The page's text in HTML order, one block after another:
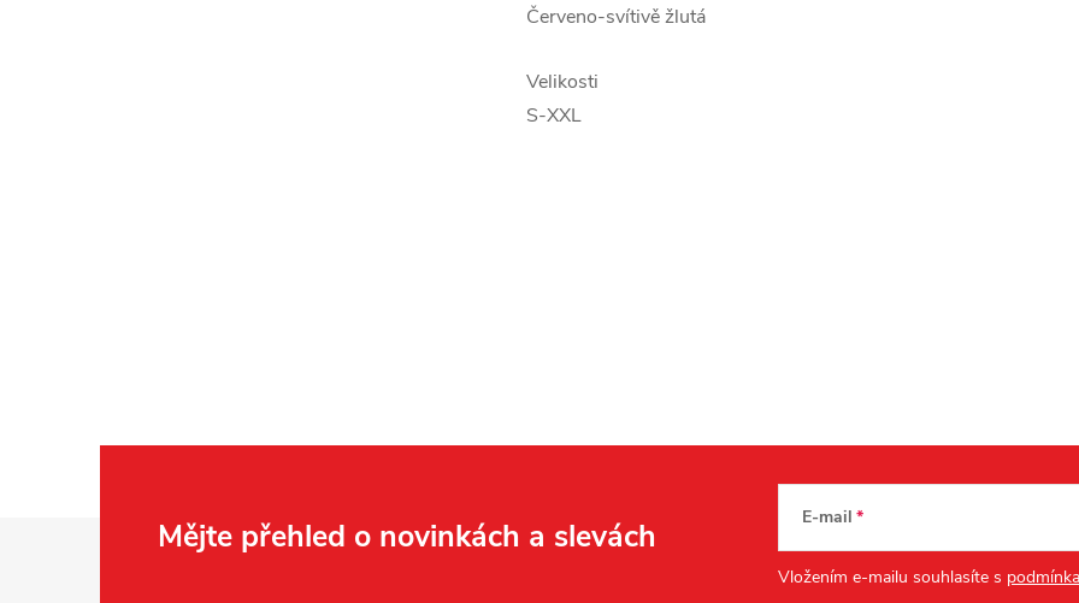
Červeno-svítivě žlutá
Velikosti
S-XXL
Mějte přehled o novinkách a slevách E-mail
Vložením e-mailu souhlasíte s